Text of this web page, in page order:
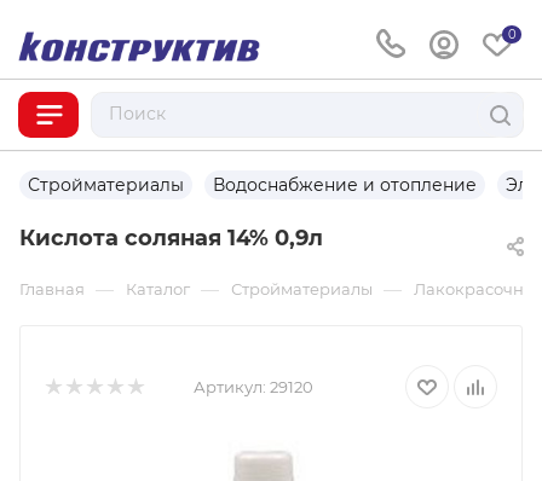
0
Стройматериалы Водоснабжение и отопление
Кислота соляная 14% 0,9л
Главная — Каталог — Стройматериалы —
Артикул: 29120